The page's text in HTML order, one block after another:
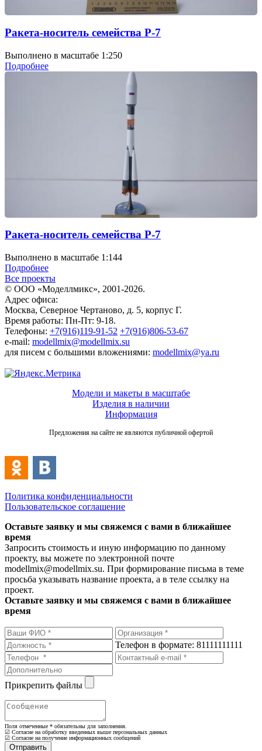
Ракета-носитель семейства Р-7
Выполнено в масштабе 1:250
Подробнее
Ракета-носитель семейства Р-7
Выполнено в масштабе 1:144
Подробнее
Все проекты
© ООО «Моделлмикс», 2001-2026.
Адрес офиса:
Москва, Северное Чертаново, д. 5, корпус Г.
Время работы: Пн-Пт: 9-18.
Телефоны: +7(916)119-91-52 +7(916)806-53-67
e-mail: modellmix@modellmix.su
для писем с большими вложениями: modellmix@ya.ru
Модели и макеты в масштабе
Изделия в наличии
Информация
Предложения на сайте не являются публичной офертой
Политика конфиденциальности
Пользовательское соглашение
Оставьте заявку и мы свяжемся с вами в ближайшее
время
Запросить стоимость и иную информацию по данному
проекту, вы можете по электронной почте
modellmix@modellmix.su. При формирование письма в теме
просьба указывать название проекта, а в теле ссылку на
проект.
Оставьте заявку и мы свяжемся с вами в ближайшее
время
Телефон в формате: 81111111111
Прикрепить файлы
Поля отмеченные * обязательны для заполнения.
☑ Согласие на обработку введенных выше персональных данных
☑ Согласие на получение информационных сообщений